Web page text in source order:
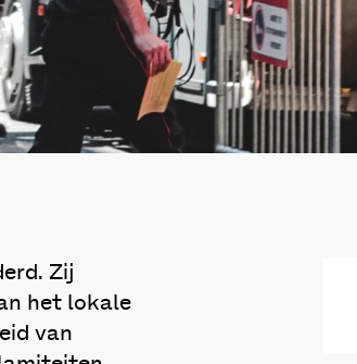
Zij
het lokale
van